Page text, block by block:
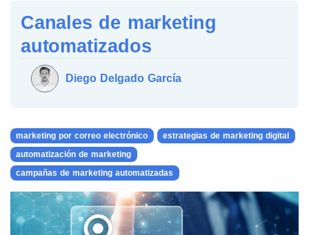
Canales de marketing
automatizados
Diego Delgado García
marketing por correo electrónico
estrategias de marketing digital
automatización de marketing
campañas de marketing automatizadas